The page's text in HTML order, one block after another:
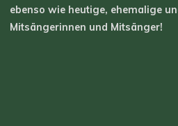
ebenso wie heutige, ehemalige
Mitsängerinnen und Mitsänger!